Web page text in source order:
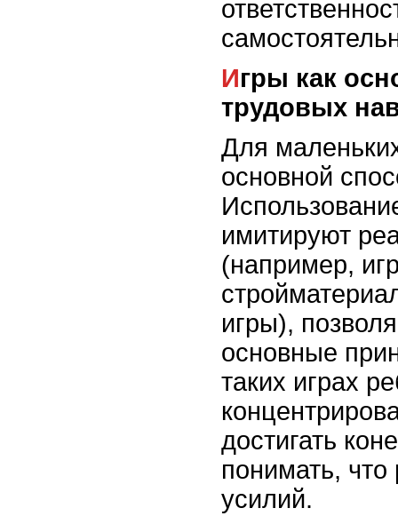
Игры как основа для развития
трудовых
Для
основной
имитируют
(например,
игры),
основные
таких играх
достигать
понимать, что
усилий.